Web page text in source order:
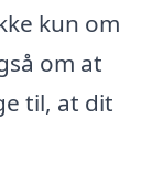
kun om
om at
til, at dit